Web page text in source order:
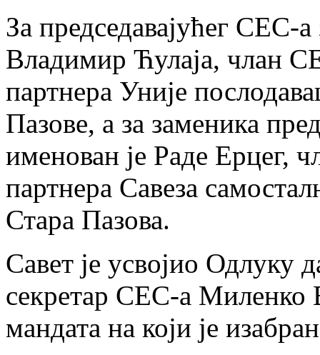
За председавајућег СЕС-
Владимир Ћулаја, члан
партнера Уније
Пазове, а за заменика
именован је Раде Ерцег,
партнера Савеза
Стара Пазова.
Савет је усвојио Одлуку
секретар СЕС-а Миленко
мандата на који је